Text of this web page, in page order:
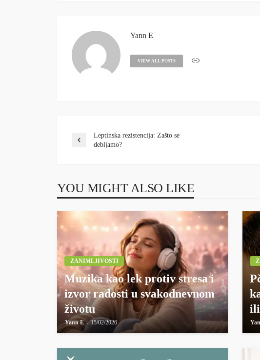
Yann E
VIEW ALL POSTS
Leptinska rezistencija: Zašto se
debljamo?
YOU MIGHT ALSO LIKE
ZANIMLJIVOSTI
Muzika kao lek protiv stresa i
izvor radosti u svakodnevnom
životu
Yann E 15/02/2026
ili